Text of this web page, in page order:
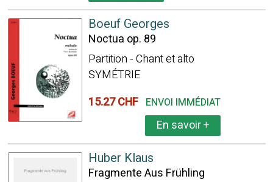
Boeuf Georges
Noctua op. 89
Partition - Chant et alto
SYMÉTRIE
15.27 CHF ENVOI IMMÉDIAT
En savoir+
Huber Klaus
Fragmente Aus Frühling